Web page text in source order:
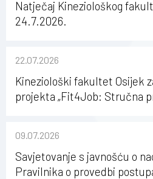
Natječaj Kineziološkog
24.7.2026.
22.07.2026
Kineziološki fakultet Osijek
projekta „Fit4Job: Stručna
09.07.2026
Savjetovanje s javnošću o
Pravilnika o provedbi